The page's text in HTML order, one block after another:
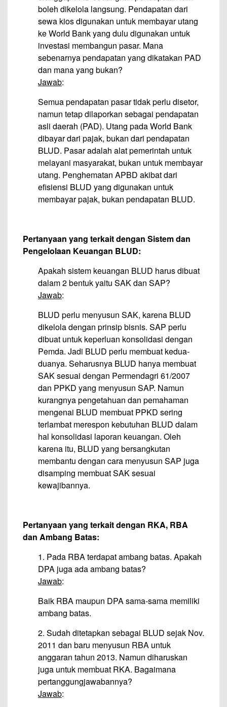
boleh dikelola langsung. Pendapatan dari
sewa kios digunakan untuk membayar utang
ke World Bank yang dulu digunakan untuk
investasi membangun pasar. Mana
sebenarnya pendapatan yang dikatakan PAD
dan mana yang bukan?
Jawab:
Semua pendapatan pasar tidak perlu disetor,
namun tetap dilaporkan sebagai pendapatan
asli daerah (PAD). Utang pada World Bank
dibayar dari pajak, bukan dari pendapatan
BLUD. Pasar adalah alat pemerintah untuk
melayani masyarakat, bukan untuk membayar
utang. Penghematan APBD akibat dari
efisiensi BLUD yang digunakan untuk
membayar pajak, bukan pendapatan BLUD.
Pertanyaan yang terkait dengan Sistem dan
Pengelolaan Keuangan BLUD:
Apakah sistem keuangan BLUD harus dibuat
dalam 2 bentuk yaitu SAK dan SAP?
Jawab:
BLUD perlu menyusun SAK, karena BLUD
dikelola dengan prinsip bisnis. SAP perlu
dibuat untuk keperluan konsolidasi dengan
Pemda. Jadi BLUD perlu membuat kedua-
duanya. Seharusnya BLUD hanya membuat
SAK sesuai dengan Permendagri 61/2007
dan PPKD yang menyusun SAP. Namun
kurangnya pengetahuan dan pemahaman
mengenai BLUD membuat PPKD sering
terlambat merespon kebutuhan BLUD dalam
hal konsolidasi laporan keuangan. Oleh
karena itu, BLUD yang bersangkutan
membantu dengan cara menyusun SAP juga
disamping membuat SAK sesuai
kewajibannya.
Pertanyaan yang terkait dengan RKA, RBA
dan Ambang Batas:
1. Pada RBA terdapat ambang batas. Apakah
DPA juga ada ambang batas?
Jawab:
Baik RBA maupun DPA sama-sama memiliki
ambang batas.
2. Sudah ditetapkan sebagai BLUD sejak Nov.
2011 dan baru menyusun RBA untuk
anggaran tahun 2013. Namun diharuskan
juga untuk membuat RKA. Bagaimana
pertanggungjawabannya?
Jawab: